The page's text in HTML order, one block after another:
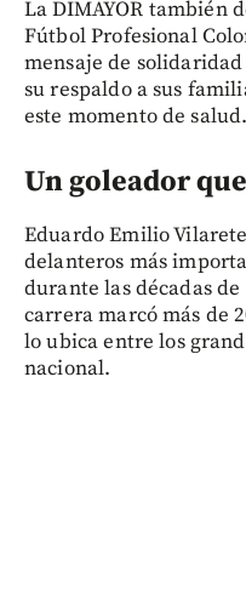
La DIMAYOR también
Fútbol Profesional
mensaje de
su respaldo a sus
este momento de salud.
Un goleador
Eduardo Emilio
delanteros más
durante las décadas
carrera marcó más de
lo ubica entre los
nacional.